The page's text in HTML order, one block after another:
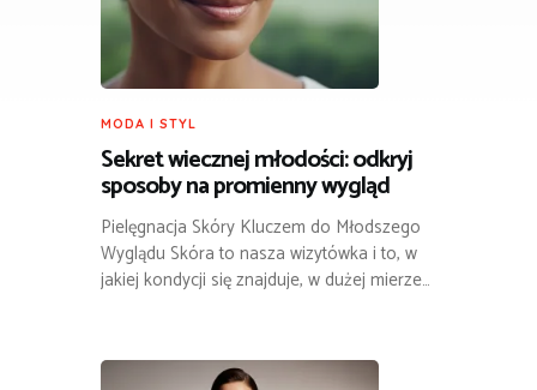
MODA I STYL
Sekret wiecznej młodości: odkryj
sposoby na promienny wygląd
Pielęgnacja Skóry Kluczem do Młodszego
Wyglądu Skóra to nasza wizytówka i to, w
jakiej kondycji się znajduje, w dużej mierze…